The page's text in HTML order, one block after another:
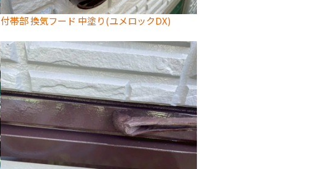
付帯部 換気フード 中塗り(ユメロックDX)